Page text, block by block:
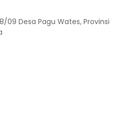
09 Desa Pagu Wates, Provinsi